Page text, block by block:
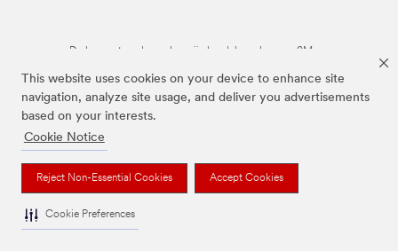
This website uses cookies on your device to enhance site
navigation, analyze site usage, and deliver you advertisements
based on your interests.
Cookie Notice
Reject Non-Essential Cookies Accept Cookies
Cookie Preferences
De bovenstaande merken zijn handelsmerken van 3M.we